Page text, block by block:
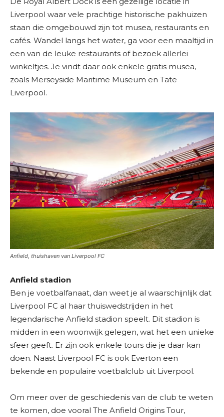
Liverpool waar vele prachtige historische pakhuizen
staan die omgebouwd zijn tot musea, restaurants en
cafés. Wandel langs het water, ga voor een maaltijd in
een van de leuke restaurants of bezoek allerlei
winkeltjes. Je vindt daar ook enkele gratis musea,
zoals Merseyside Maritime Museum en Tate
Liverpool.
Anfield, thuishaven van Liverpool FC
Anfield stadion
Ben je voetbalfanaat, dan weet je al waarschijnlijk dat
Liverpool FC al haar thuiswedstrijden in het
legendarische Anfield stadion speelt. Dit stadion is
midden in een woonwijk gelegen, wat het een unieke
sfeer geeft. Er zijn ook enkele tours die je daar kan
doen. Naast Liverpool FC is ook Everton een
bekende en populaire voetbalclub uit Liverpool.
Om meer over de geschiedenis van de club te weten
te komen, doe vooral The Anfield Origins Tour,